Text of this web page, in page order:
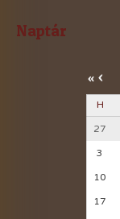
Naptár
« <
H
27
3
10
17